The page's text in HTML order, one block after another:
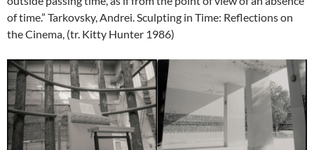
of time.” Tarkovsky, Andrei. Sculpting in Time: Reflections on
the Cinema, (tr. Kitty Hunter 1986)